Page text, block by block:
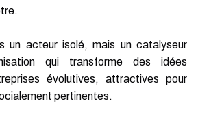
un acteur isolé, mais un catalyseur
qui transforme des idées
évolutives, attractives pour
pertinentes.